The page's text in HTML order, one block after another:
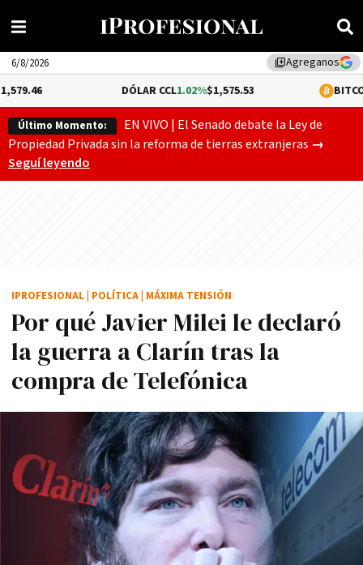
library_addAgreganos
6/8/2026
1.02%$1,575.53 -0.12%
Último Momento:
EN VIVO | El Senado debate la Ley de
Propiedad Privada sin la reforma de tierras extranjeras →
Seguí leyendo
Por qué Javier Milei le declaró
la guerra a Clarín tras la
compra de Telefónica
IPROFESIONAL POLÍTICA MÁXIMA TENSIÓN